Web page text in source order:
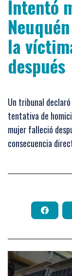
Intentó
la
después
Un tribunal
tentativa de
mujer falleció
consecuencia